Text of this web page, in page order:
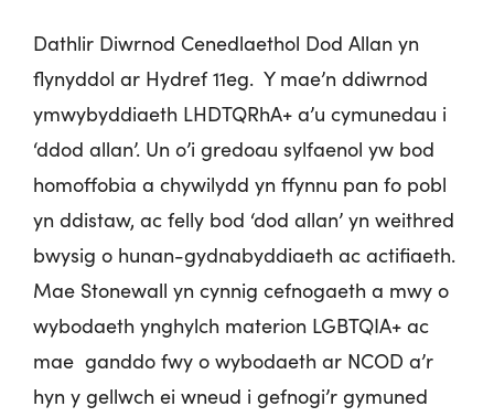
Dathlir Diwrnod Cenedlaethol Dod Allan yn
flynyddol ar Hydref 11eg. Y mae’n ddiwrnod
ymwybyddiaeth LHDTQRhA+ a’u cymunedau i
‘ddod allan’. Un o’i gredoau sylfaenol yw bod
homoffobia a chywilydd yn ffynnu pan fo pobl
yn ddistaw, ac felly bod ‘dod allan’ yn weithred
bwysig o hunan-gydnabyddiaeth ac actifiaeth.
Mae Stonewall yn cynnig cefnogaeth a mwy o
wybodaeth ynghylch materion LGBTQIA+ ac
mae ganddo fwy o wybodaeth ar NCOD a’r
hyn y gellwch ei wneud i gefnogi’r gymuned